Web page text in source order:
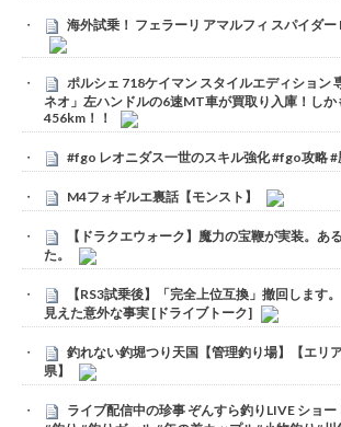
海外試乗！ フェラーリ アマルフィ スパイダ
ポルシェ 718ケイマン スタイルエディション
ネオ」左ハンドルの6速MT車が買取り入庫！しか
456km！！
#fgo レオニダス一世のスキル強化 #fgo攻略 #
M4フォギルエ裏話【モンスト】
【ドラクエウォーク】魔力の宝鞭が実装。あ
た。
【RS3試乗後】「完全上位互換」撤回します
見えた意外な事実 [ドライブトーク]
釣れない釣堀つり天国【管理釣り場】【エリ
県】
ライブ配信中の珍事 ぞんすら釣りLIVE ショ